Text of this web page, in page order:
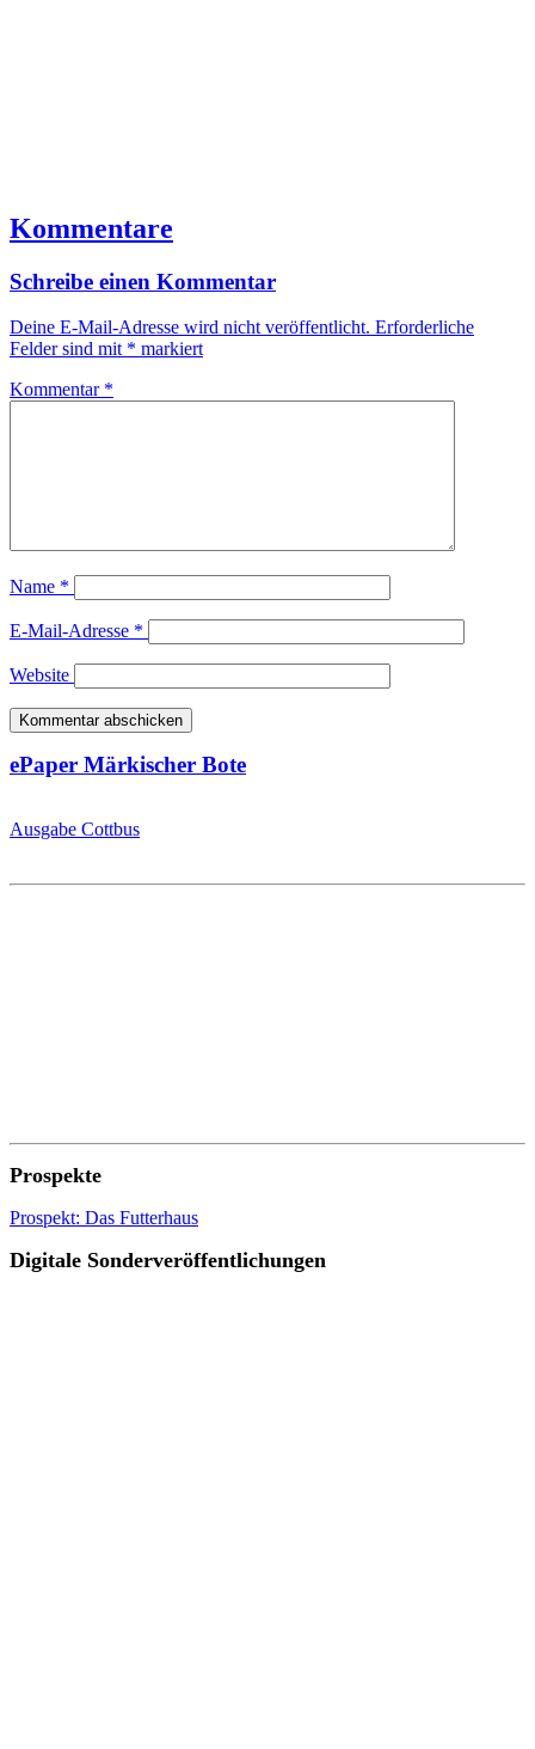
Kommentare
Schreibe einen Kommentar
Deine E-Mail-Adresse wird nicht veröffentlicht. Erforderliche
Felder sind mit * markiert
Kommentar *
Name *
E-Mail-Adresse *
Website
ePaper Märkischer Bote
Ausgabe Cottbus
Prospekte
Prospekt: Das Futterhaus
Digitale Sonderveröffentlichungen